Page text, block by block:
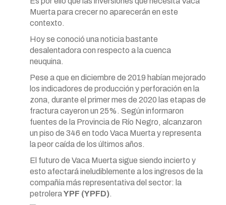
Muerta para crecer no aparecerán en este
contexto.
Hoy se conoció una noticia bastante
desalentadora con respecto a la cuenca
neuquina.
Pese a que en diciembre de 2019 habían mejorado
los indicadores de producción y perforación en la
zona, durante el primer mes de 2020 las etapas de
fractura cayeron un 25%. Según informaron
fuentes de la Provincia de Río Negro, alcanzaron
un piso de 346 en todo Vaca Muerta y representa
la peor caída de los últimos años.
El futuro de Vaca Muerta sigue siendo incierto y
esto afectará ineludiblemente a los ingresos de la
compañía más representativa del sector: la
petroleraYPF (YPFD).